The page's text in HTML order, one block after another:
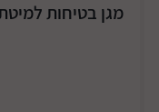
מגן בטיחות למיטת